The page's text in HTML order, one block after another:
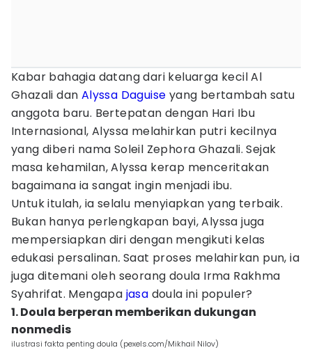
Kabar bahagia datang dari keluarga kecil Al
Ghazali dan Alyssa Daguise yang bertambah satu
anggota baru. Bertepatan dengan Hari Ibu
Internasional, Alyssa melahirkan putri kecilnya
yang diberi nama Soleil Zephora Ghazali. Sejak
masa kehamilan, Alyssa kerap menceritakan
bagaimana ia sangat ingin menjadi ibu.
Untuk itulah, ia selalu menyiapkan yang terbaik.
Bukan hanya perlengkapan bayi, Alyssa juga
mempersiapkan diri dengan mengikuti kelas
edukasi persalinan. Saat proses melahirkan pun, ia
juga ditemani oleh seorang doula Irma Rakhma
Syahrifat. Mengapa jasa doula ini populer?
1. Doula berperan memberikan dukungan
nonmedis
ilustrasi fakta penting doula (pexels.com/Mikhail Nilov)